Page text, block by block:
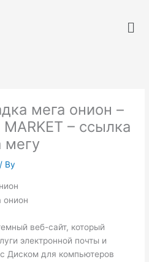
мега онион –
MARKET – ссылка
мегу
/ By
веб-сайт, который
электронной почты и
Диском для компьютеров